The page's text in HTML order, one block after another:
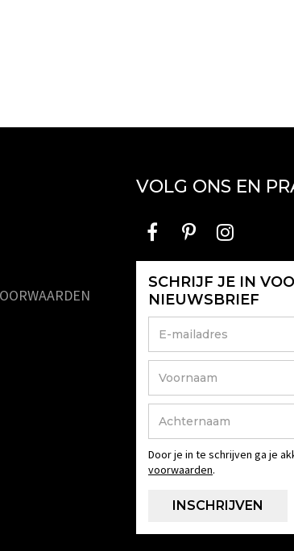
VOLG ONS EN
SCHRIJF JE IN
NIEUWSBRIEF
Door je in te schrijven ga je
voorwaarden.